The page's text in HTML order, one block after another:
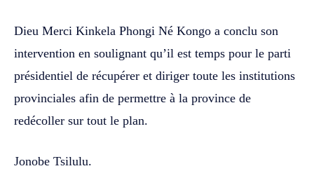
Dieu Merci Kinkela Phongi Né Kongo a conclu son
intervention en soulignant qu’il est temps pour le parti
présidentiel de récupérer et diriger toute les institutions
provinciales afin de permettre à la province de
redécoller sur tout le plan.
Jonobe Tsilulu.